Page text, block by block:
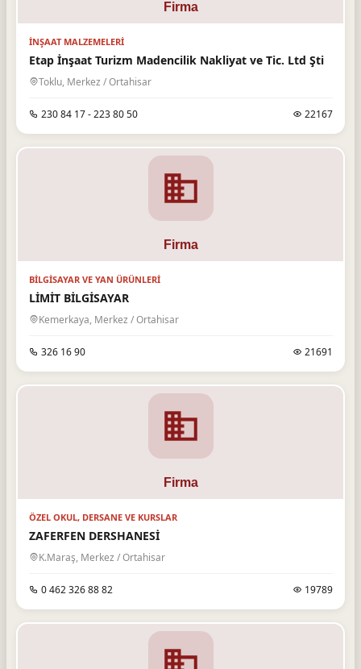
İNŞAAT MALZEMELERI
Etap İnşaat Turizm Madencilik Nakliyat ve Tic. Ltd Şti
Toklu, Merkez / Ortahisar
230 84 17 - 223 80 50 22167
BILGISAYAR VE YAN ÜRÜNLERI
LİMİT BİLGİSAYAR
Kemerkaya, Merkez / Ortahisar
326 16 90 21691
ÖZEL OKUL, DERSANE VE KURSLAR
ZAFERFEN DERSHANESİ
K.Maraş, Merkez / Ortahisar
0 462 326 88 82 19789